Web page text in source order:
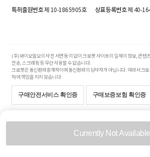
Currently Not Available
특허출원번호제 10-1865905호 상표등록번호제 40-
(주)와이오엘오의 사전 서면 동의 없이 크로켓 사이트의 일체의 정보, 콘텐
전송, 스크래핑 등 무단 사용할 수 없습니다.
크로켓은 통신판매중개자이며 통신판매의 당사자가 아닙니다. 따라서 크
하여 책임을 지지 않습니다.
구매안전서비스 확인증 구매보증보험 확인증